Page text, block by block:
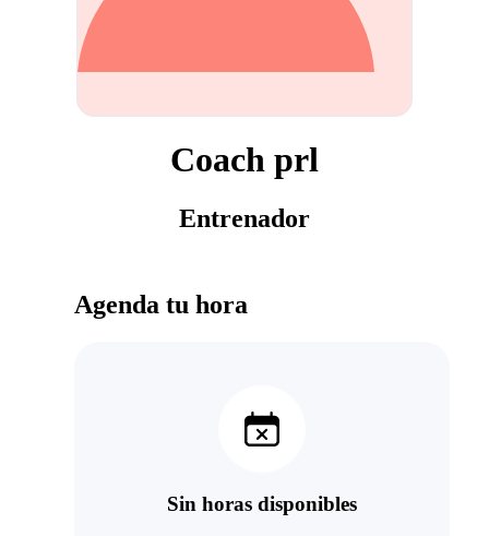
Coach prl
Entrenador
Agenda tu hora
Sin horas disponibles